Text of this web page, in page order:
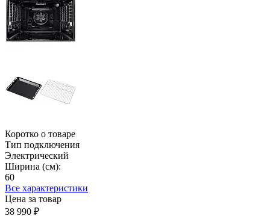
Коротко о товаре
Тип подключения
Электрический
Ширина (см):
60
Все характеристики
Цена за товар
38 990 ₽